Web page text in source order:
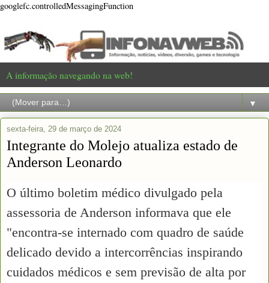
googlefc.controlledMessagingFunction
A informação navegando na web!
▼
sexta-feira, 29 de março de 2024
Integrante do Molejo atualiza estado de
Anderson Leonardo
O último boletim médico divulgado pela
assessoria de Anderson informava que ele
"encontra-se internado com quadro de saúde
delicado devido a intercorrências inspirando
cuidados médicos e sem previsão de alta por